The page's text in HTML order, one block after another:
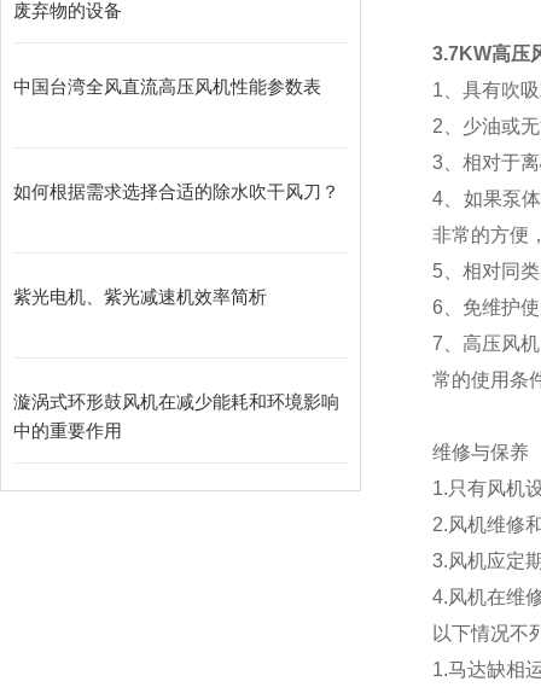
废弃物的设备
中国台湾全风直流高压风机性能参数表
如何根据需求选择合适的除水吹干风刀？
紫光电机、紫光减速机效率简析
漩涡式环形鼓风机在减少能耗和环境影响
中的重要作用
3.7KW高压
1、具有吹
2、少油或
3、相对于
4、如果泵
非常的方便
5、相对同
6、免维护
7、高压风
常的使用条
维修与保养
1.只有风机
2.风机维修
3.风机应定
4.风机在维
以下情况不
1.马达缺相